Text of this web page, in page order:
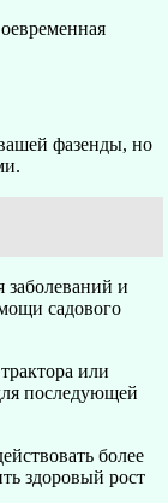
фазенды, но
заболеваний и
садового
или
последующей
более
здоровый рост